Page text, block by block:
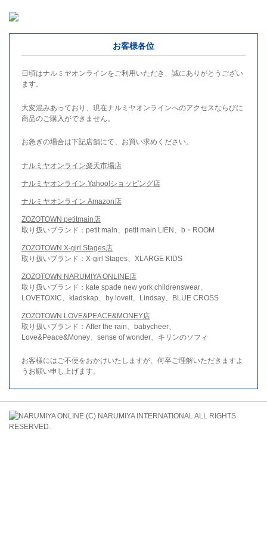
お客様各位
日頃はナルミヤオンラインをご利用いただき、誠にありがとうござい
ます。
大変混みあっており、現在ナルミヤオンラインへのアクセスならびに
商品のご購入ができません。
お急ぎの場合は下記店舗にて、お買い求めください。
ナルミヤオンライン楽天市場店
ナルミヤオンライン Yahoo!ショッピング店
ナルミヤオンライン Amazon店
ZOZOTOWN petitmain店
取り扱いブランド：petit main、petit main LIEN、b・ROOM
ZOZOTOWN X-girl Stages店
取り扱いブランド：X-girl Stages、XLARGE KIDS
ZOZOTOWN NARUMIYA ONLINE店
取り扱いブランド：kate spade new york childrenswear、
LOVETOXIC、kladskap、by loveit、Lindsay、BLUE CROSS
ZOZOTOWN LOVE&PEACE&MONEY店
取り扱いブランド：After the rain、babycheer、
Love&Peace&Money、sense of wonder、キリンのソフィ
お客様にはご不便をおかけいたしますが、何卒ご理解いただきますよ
うお願い申し上げます。